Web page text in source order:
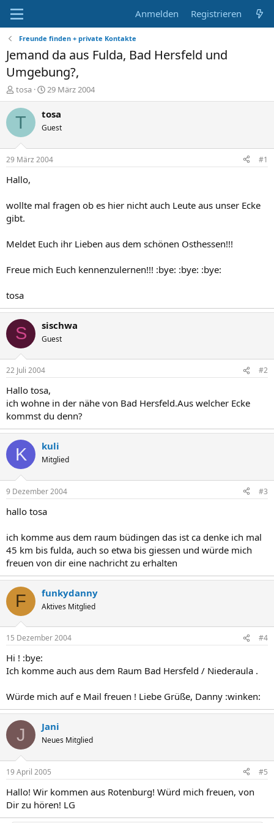
Anmelden Registrieren
Freunde finden + private Kontakte
Jemand da aus Fulda, Bad Hersfeld und
Umgebung?,
E
r
s
e
r
tosa
E
r
s
e
l
t
29 März 2004
T tosa
Guest
29 März 2004 #1
Hallo,
wollte mal fragen ob es hier nicht auch Leute aus unser Ecke
gibt.
Meldet Euch ihr Lieben aus dem schönen Osthessen!!!
Freue mich Euch kennenzulernen!!! :bye: :bye: :bye:
tosa
S sischwa
Guest
22 Juli 2004 #2
Hallo tosa,
ich wohne in der nähe von Bad Hersfeld.Aus welcher Ecke
kommst du denn?
K kuli
Mitglied
9 Dezember 2004 #3
hallo tosa
ich komme aus dem raum büdingen das ist ca denke ich mal
45 km bis fulda, auch so etwa bis giessen und würde mich
freuen von dir eine nachricht zu erhalten
F funkydanny
Aktives Mitglied
15 Dezember 2004 #4
Hi ! :bye:
Ich komme auch aus dem Raum Bad Hersfeld / Niederaula .
Würde mich auf e Mail freuen ! Liebe Grüße, Danny :winken:
J Jani
Neues Mitglied
19 April 2005 #5
Hallo! Wir kommen aus Rotenburg! Würd mich freuen, von
Dir zu hören! LG